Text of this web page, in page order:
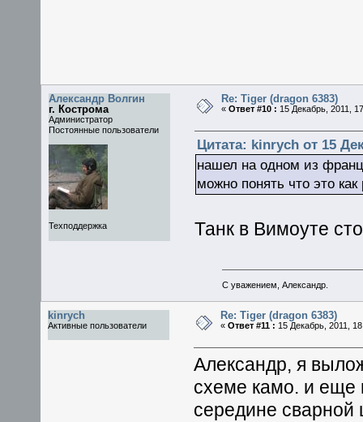
Александр Волгин
г. Кострома
Администратор
Постоянные пользователи
Техподдержка
Re: Tiger (dragon 6383)
« Ответ #10 : 15 Декабрь, 2011,
Цитата: kinrych от 15
нашел на одном из
можно понять что это
Танк в Вимоуте
С уважением, Александр.
kinrych
Активные пользователи
Re: Tiger (dragon 6383)
« Ответ #11 : 15 Декабрь, 2011,
Александр, я
схеме камо. и еще
середине сварной